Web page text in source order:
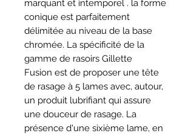
marquant et intemporel . la forme
conique est parfaitement
délimitée au niveau de la base
chromée. La spécificité de la
gamme de rasoirs Gillette
Fusion est de proposer une tête
de rasage à 5 lames avec, autour,
un produit lubrifiant qui assure
une douceur de rasage. La
présence d'une sixième lame, en